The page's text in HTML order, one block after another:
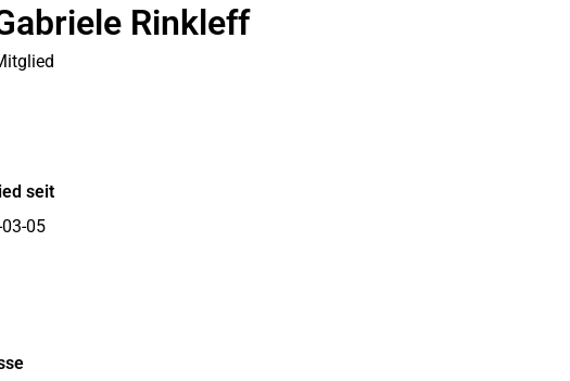
Rinkleff
seit
05